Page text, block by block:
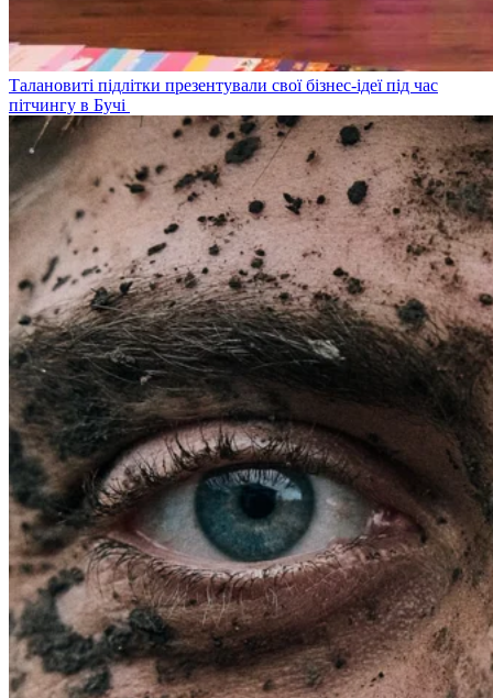
Талановиті підлітки презентували свої бізнес-ідеї під час
пітчингу в Бучі